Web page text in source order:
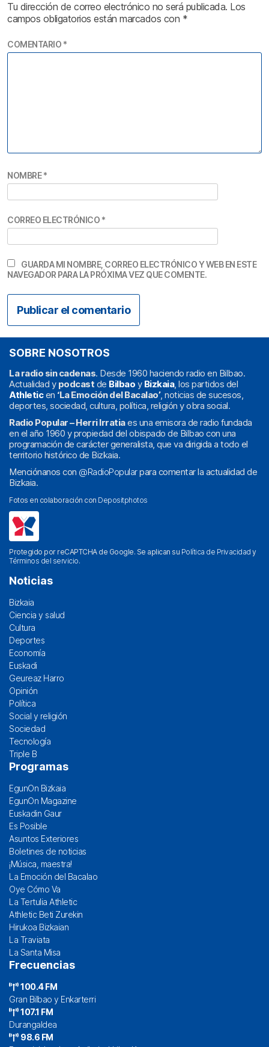
Tu dirección de correo electrónico no será publicada. Los
campos obligatorios están marcados con *
COMENTARIO *
NOMBRE*
CORREO ELECTRÓNICO *
GUARDA MI NOMBRE, CORREO ELECTRÓNICO Y WEB EN ESTE
NAVEGADOR PARA LA PRÓXIMA VEZ QUE COMENTE.
SOBRE NOSOTROS
La radio sin cadenas. Desde 1960 haciendo radio en Bilbao.
Actualidad y podcast de Bilbao y Bizkaia, los partidos del
Athleticen ‘La Emoción del Bacalao’, noticias de sucesos,
deportes, sociedad, cultura, política, religión y obra social.
Radio Popular – Herri Irratiaes una emisora de radio fundada
en el año 1960 y propiedad del obispado de Bilbao con una
programación de carácter generalista, que va dirigida a todo el
territorio histórico de Bizkaia.
Menciónanos con @RadioPopularpara comentar la actualidad de
Bizkaia.
Fotos en colaboración con Depositphotos
Protegido por reCAPTCHA de Google. Se aplican su Política de Privacidad y
Términos del servicio.
Noticias
Bizkaia
Ciencia y salud
Cultura
Deportes
Economía
Euskadi
Geureaz Harro
Opinión
Política
Social y religión
Sociedad
Tecnología
Triple B
Programas
EgunOn Bizkaia
EgunOn Magazine
Euskadin Gaur
Es Posible
Asuntos Exteriores
Boletines de noticias
¡Música, maestra!
La Emoción del Bacalao
Oye Cómo Va
La Tertulia Athletic
Athletic Beti Zurekin
Hirukoa Bizkaian
La Traviata
La Santa Misa
Frecuencias
100.4 FM
Gran Bilbao y Enkarterri
107.1 FM
Durangaldea
98.6 FM